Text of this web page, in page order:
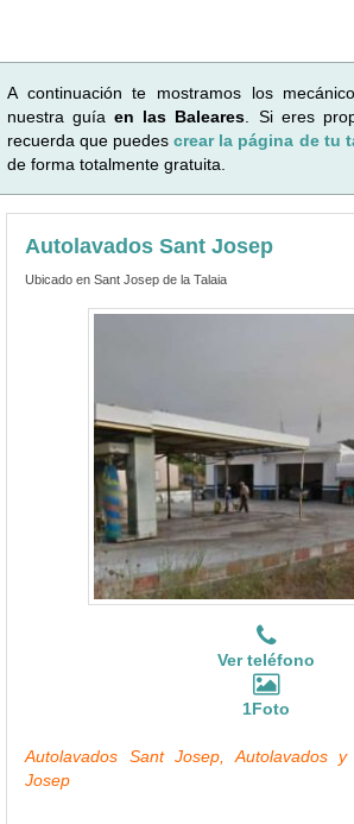
A continuación te mostramos los
nuestra guíaen las Baleares . Si eres
recuerda que puedescrear la página de tu
de forma totalmente gratuita.
Autolavados Sant Josep
Ubicado en Sant Josep de la Talaia
Ver teléfono
1Foto
Autolavados Sant Josep, Autolavados
Josep